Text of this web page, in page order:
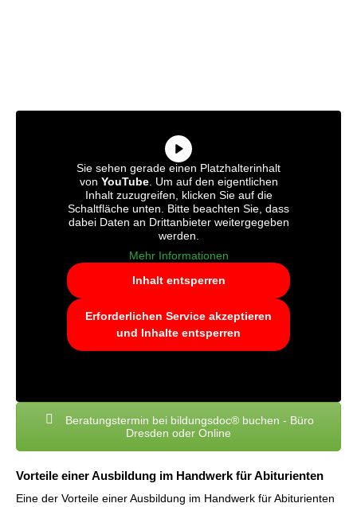
Sie sehen gerade einen Platzhalterinhalt
von YouTube. Um auf den eigentlichen
Inhalt zuzugreifen, klicken Sie auf die
Schaltfläche unten. Bitte beachten Sie, dass
dabei Daten an Drittanbieter weitergegeben
werden.
Mehr Informationen
Inhalt entsperren
Erforderlichen Service akzeptieren
und Inhalte entsperren
Beratungstermin bei bildungsdoc® buchen - Büro
Dresden oder Online
Vorteile einer Ausbildung im Handwerk für Abiturienten
Eine der Vorteile einer Ausbildung im Handwerk für Abiturienten